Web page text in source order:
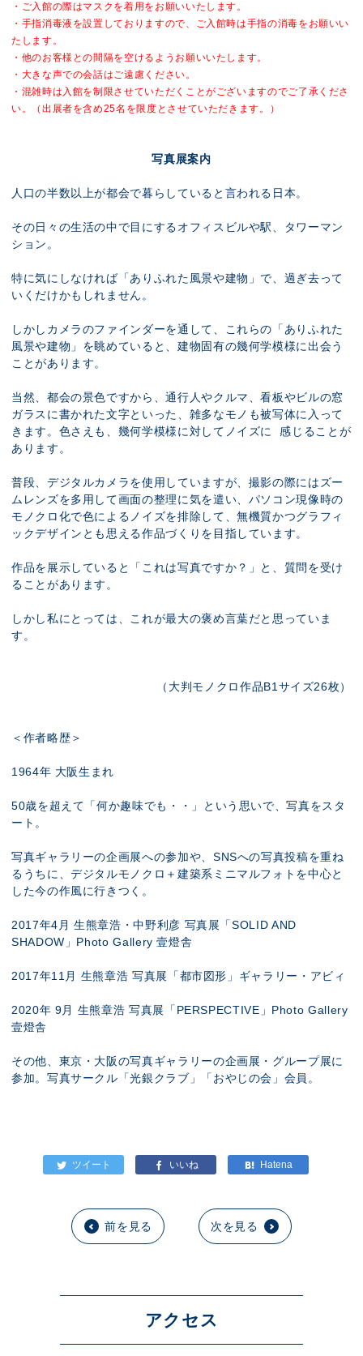
・ご入館の際はマスクを着用をお願いいたします。
・手指消毒液を設置しておりますので、ご入館時は手指の消毒をお願いい
たします。
・他のお客様との間隔を空けるようお願いいたします。
・大きな声での会話はご遠慮ください。
・混雑時は入館を制限させていただくことがございますのでご了承くださ
い。
（出展者を含め25名を限度とさせていただきます。）
写真展案内
人口の半数以上が都会で暮らしていると言われる日本。
その日々の生活の中で目にするオフィスビルや駅、タワーマン
ション。
特に気にしなければ「ありふれた風景や建物」で、過ぎ去って
いくだけかもしれません。
しかしカメラのファインダーを通して、これらの「ありふれた
風景や建物」を眺めていると、建物固有の幾何学模様に出会う
ことがあります。
当然、都会の景色ですから、通行人やクルマ、看板やビルの窓
ガラスに書かれた文字といった、雑多なモノも被写体に入って
きます。色さえも、幾何学模様に対してノイズに 感じることが
あります。
普段、デジタルカメラを使用していますが、撮影の際にはズー
ムレンズを多用して画面の整理に気を遣い、パソコン現像時の
モノクロ化で色によるノイズを排除して、無機質かつグラフィ
ックデザインとも思える作品づくりを目指しています。
作品を展示していると「これは写真ですか？」と、質問を受け
ることがあります。
しかし私にとっては、これが最大の褒め言葉だと思っていま
す。
（大判モノクロ作品B1サイズ26枚）
＜作者略歴＞
1964年 大阪生まれ
50歳を超えて「何か趣味でも・・」という思いで、写真をスタ
ート。
写真ギャラリーの企画展への参加や、SNSへの写真投稿を重ね
るうちに、デジタルモノクロ＋建築系ミニマルフォトを中心と
した今の作風に行きつく。
2017年4月 生熊章浩・中野利彦 写真展「SOLID AND
SHADOW」Photo Gallery 壹燈舎
2017年11月 生熊章浩 写真展「都市図形」ギャラリー・アビィ
2020年 9月 生熊章浩 写真展「PERSPECTIVE」Photo Gallery
壹燈舎
その他、東京・大阪の写真ギャラリーの企画展・グループ展に
参加。写真サークル「光銀クラブ」「おやじの会」会員。
前を見る 次を見る
アクセス